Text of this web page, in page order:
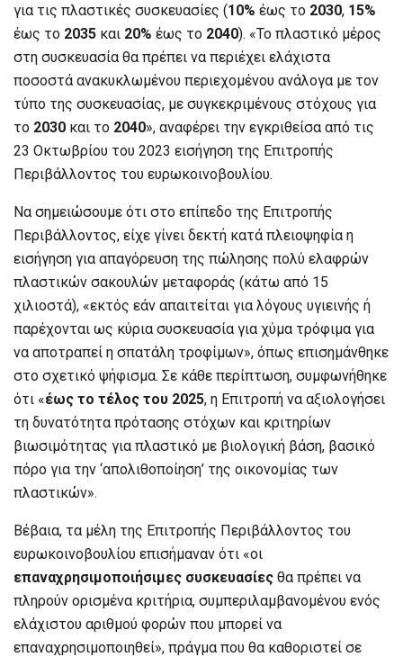
για τις πλαστικές συσκευασίες (10% έως το 2030, 15%
έως το 2035 και 20% έως το 2040). «Το πλαστικό μέρος
στη συσκευασία θα πρέπει να περιέχει ελάχιστα
ποσοστά ανακυκλωμένου περιεχομένου ανάλογα με τον
τύπο της συσκευασίας, με συγκεκριμένους στόχους για
το 2030 και το 2040», αναφέρει την εγκριθείσα από τις
23 Οκτωβρίου του 2023 εισήγηση της Επιτροπής
Περιβάλλοντος του ευρωκοινοβουλίου.
Να σημειώσουμε ότι στο επίπεδο της Επιτροπής
Περιβάλλοντος, είχε γίνει δεκτή κατά πλειοψηφία η
εισήγηση για απαγόρευση της πώλησης πολύ ελαφρών
πλαστικών σακουλών μεταφοράς (κάτω από 15
χιλιοστά), «εκτός εάν απαιτείται για λόγους υγιεινής ή
παρέχονται ως κύρια συσκευασία για χύμα τρόφιμα για
να αποτραπεί η σπατάλη τροφίμων», όπως επισημάνθηκε
στο σχετικό ψήφισμα. Σε κάθε περίπτωση, συμφωνήθηκε
ότι «έως το τέλος του 2025, η Επιτροπή να αξιολογήσει
τη δυνατότητα πρότασης στόχων και κριτηρίων
βιωσιμότητας για πλαστικό με βιολογική βάση, βασικό
πόρο για την ‘απολιθοποίηση’ της οικονομίας των
πλαστικών».
Βέβαια, τα μέλη της Επιτροπής Περιβάλλοντος του
ευρωκοινοβουλίου επισήμαναν ότι «οι
επαναχρησιμοποιήσιμες συσκευασίες θα πρέπει να
πληρούν ορισμένα κριτήρια, συμπεριλαμβανομένου ενός
ελάχιστου αριθμού φορών που μπορεί να
επαναχρησιμοποιηθεί», πράγμα που θα καθοριστεί σε